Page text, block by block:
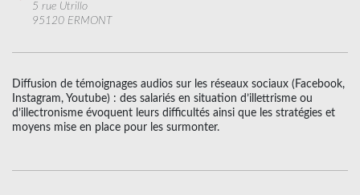
5 rue Utrillo
95120 ERMONT
Diffusion de témoignages audios sur les réseaux sociaux (Facebook,
Instagram, Youtube) : des salariés en situation d’illettrisme ou
d’illectronisme évoquent leurs difficultés ainsi que les stratégies et
moyens mise en place pour les surmonter.